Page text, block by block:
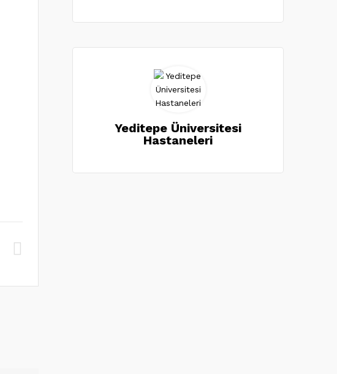
Yeditepe Üniversitesi
Hastaneleri